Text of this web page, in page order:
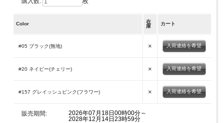
Color
在
庫
カート
#05 ブラック(無地) × 入荷連絡を希望
#20 ネイビー(チェリー) × 入荷連絡を希望
#157 グレイッシュピンク(フラワー) × 入荷連絡を希望
販売期間:
2026年07月18日00時00分～
2028年12月14日23時59分